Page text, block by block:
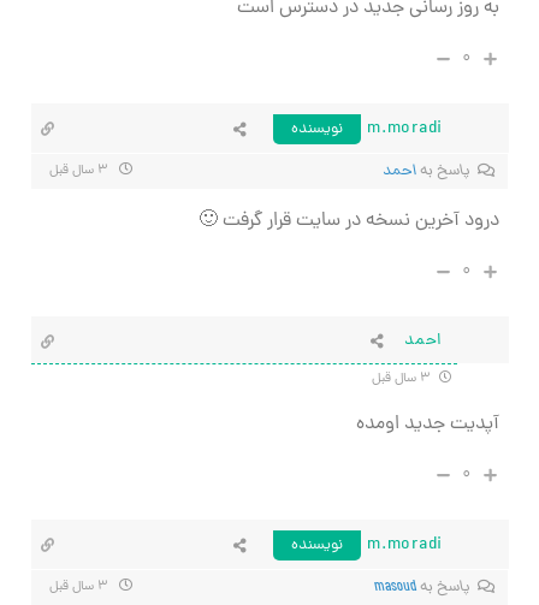
به روز رسانی جدید در دسترس است
۰
m.moradi
نویسنده
پاسخ بهاحمد
درود آخرین نسخه در سایت قرار گرفت 🙂
۰
احمد
آپدیت جدید اومده
۰
m.moradi
نویسنده
پاسخ بهmasoud